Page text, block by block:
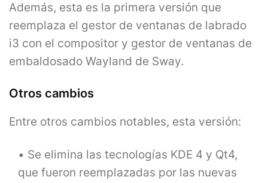
Además, esta es la primera versión que
reemplaza el gestor de ventanas de labrado
i3 con el compositor y gestor de ventanas de
embaldosado Wayland de Sway.
Otros cambios
Entre otros cambios notables, esta versión:
Se elimina las tecnologías KDE 4 y Qt4,
que fueron reemplazadas por las nuevas